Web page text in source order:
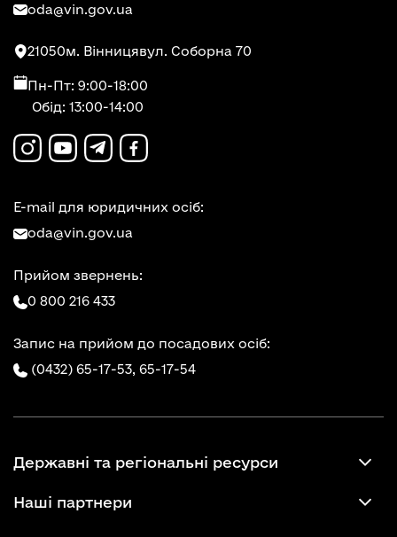
oda@vin.gov.ua
21050м. Вінницявул. Соборна 70
Пн-Пт: 9:00-18:00
Обід: 13:00-14:00
E-mail для юридичних осіб:
oda@vin.gov.ua
Прийом звернень:
0 800 216 433
Запис на прийом до посадових осіб:
(0432) 65-17-53, 65-17-54
Державні та регіональні ресурси
Наші партнери